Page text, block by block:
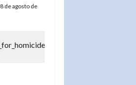
8 de agosto de